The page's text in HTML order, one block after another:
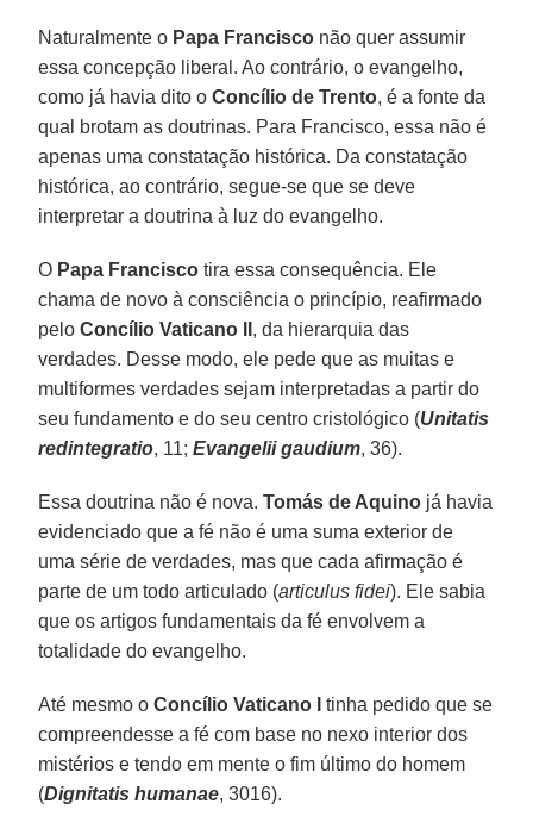
Naturalmente o Papa Francisco não quer assumir
essa concepção liberal. Ao contrário, o evangelho,
como já havia dito oConcílio de Trento, é a fonte da
qual brotam as doutrinas. Para Francisco, essa não é
apenas uma constatação histórica. Da constatação
histórica, ao contrário, segue-se que se deve
interpretar a doutrina à luz do evangelho.
O Papa Francisco tira essa consequência. Ele
chama de novo à consciência o princípio, reafirmado
peloConcílio Vaticano II , da hierarquia das
verdades. Desse modo, ele pede que as muitas e
multiformes verdades sejam interpretadas a partir do
seu fundamento e do seu centro cristológico (Unitatis
redintegratio, 11;Evangelii gaudium, 36).
Essa doutrina não é nova.Tomás de Aquino já havia
evidenciado que a fé não é uma suma exterior de
uma série de verdades, mas que cada afirmação é
parte de um todo articulado (articulus fidei). Ele sabia
que os artigos fundamentais da fé envolvem a
totalidade do evangelho.
Até mesmo oConcílio Vaticano I
tinha pedido que se
compreendesse a fé com base no nexo interior dos
mistérios e tendo em mente o fim último do homem
(Dignitatis humanae, 3016).